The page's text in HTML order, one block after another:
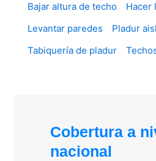
Bajar altura de techo
Hacer
Levantar paredes
Pladur
Tabiquería de pladur
Cobertura a
nacional